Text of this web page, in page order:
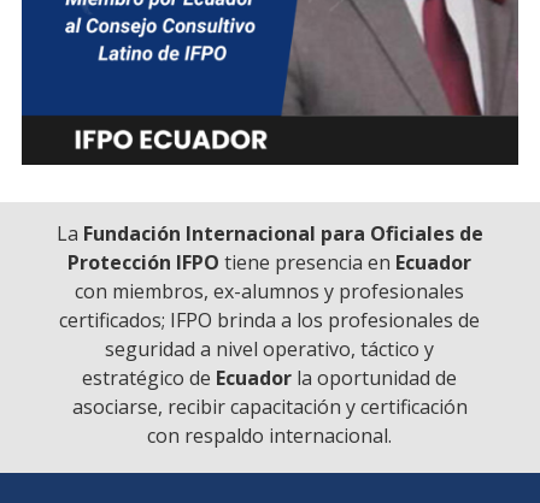
La Fundación Internacional para Oficiales de
Protección IFPO tiene presencia en Ecuador
con miembros, ex-alumnos y profesionales
certificados; IFPO brinda a los profesionales de
seguridad a nivel operativo, táctico y
estratégico de Ecuador la oportunidad de
asociarse, recibir capacitación y certificación
con respaldo internacional.